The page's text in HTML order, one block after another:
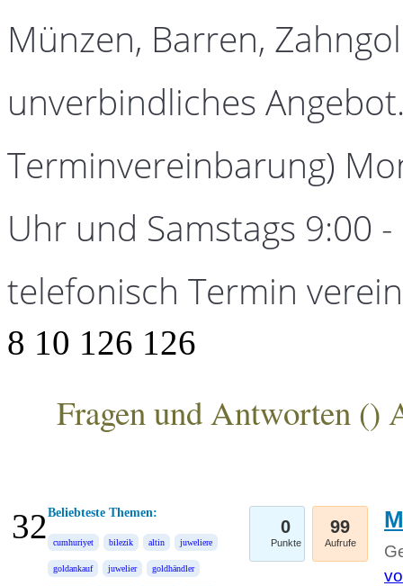
Münzen, Barren,
unverbindliches
Terminvereinbarung)
Uhr und Samstags 9:00
telefonisch Termin
8 10 126 126
Fragen und Antworten ()
Beliebteste Themen:
cumhuriyet bilezik altin juweliere
goldankauf juwelier goldhändler
0
Punkte
99
Aufrufe
32